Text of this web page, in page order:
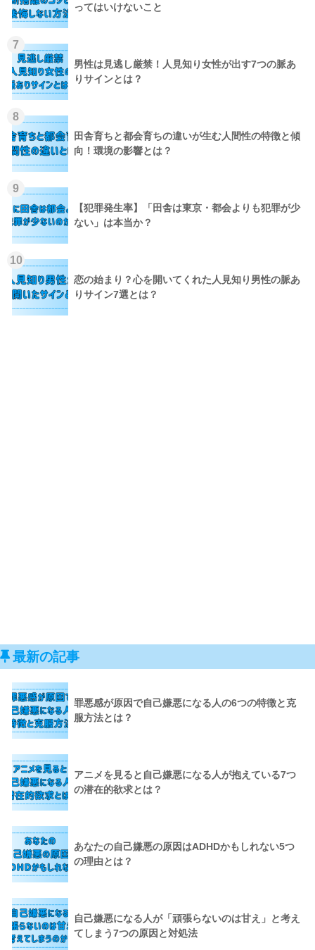
ってはいけないこと
7
男性は見逃し厳禁！人見知り女性が出す7つの脈あ
りサインとは？
8
田舎育ちと都会育ちの違いが生む人間性の特徴と傾
向！環境の影響とは？
9
【犯罪発生率】「田舎は東京・都会よりも犯罪が少
ない」は本当か？
10
恋の始まり？心を開いてくれた人見知り男性の脈あ
りサイン7選とは？
最新の記事
罪悪感が原因で自己嫌悪になる人の6つの特徴と克
服方法とは？
アニメを見ると自己嫌悪になる人が抱えている7つ
の潜在的欲求とは？
あなたの自己嫌悪の原因はADHDかもしれない5つ
の理由とは？
自己嫌悪になる人が「頑張らないのは甘え」と考え
てしまう7つの原因と対処法